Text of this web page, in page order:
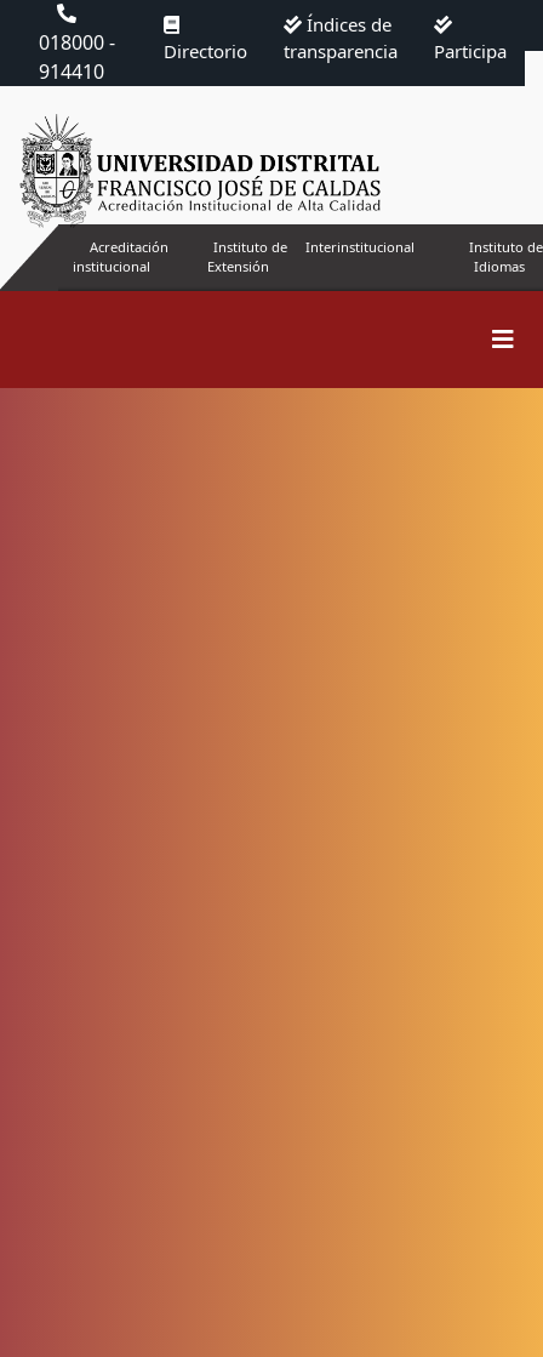
018000 -
914410
Directorio
Índices de
transparencia
Participa
Acreditación
institucional
Instituto de
Extensión
Interinstitucional
Instituto de
Idiomas